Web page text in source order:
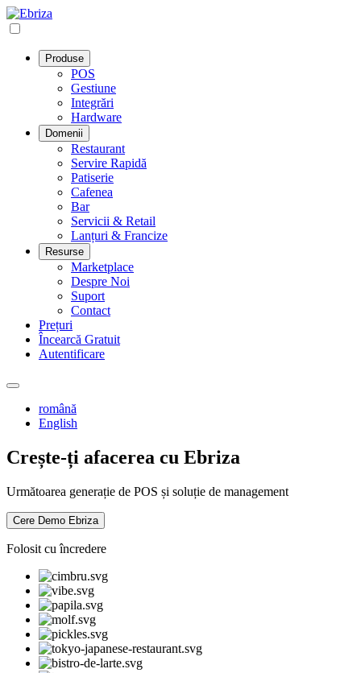
Produse
POS
Gestiune
Integrări
Hardware
Domenii
Restaurant
Servire Rapidă
Patiserie
Cafenea
Bar
Servicii & Retail
Lanțuri & Francize
Resurse
Marketplace
Despre Noi
Suport
Contact
Prețuri
Încearcă Gratuit
Autentificare
română
English
Crește-ți afacerea cu Ebriza
Următoarea generație de POS și soluție de management
Cere Demo Ebriza
Folosit cu încredere